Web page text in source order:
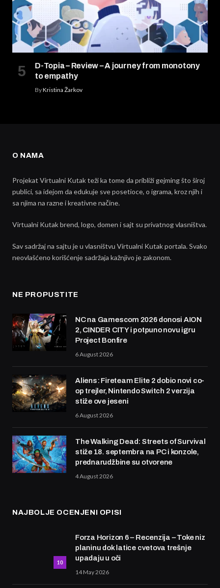
D-Topia – Review – A journey from monotony
to empathy
ByKristina Žarkov
O NAMA
Projekat Virtualni Kutak teži ka tome da približi gejming što široj
publici, sa idejom da edukuje sve posetioce, o igrama, kroz njih i
sa njima na razne i kreativne načine.
Virtualni Kutak brend, logo, domen i sajt su privatnog vlasništva.
Sav sadržaj na sajtu je u vlasništvu Virtualni Kutak portala. Svako
neovlašćeno korišćenje sadržaja kažnjivo je zakonom.
NE PROPUSTITE
NC na Gamescom 2026 donosi AION
2, CINDER CITY i potpuno novu igru
Project Bonfire
6 August 2026
Aliens: Fireteam Elite 2 dobio novi co-
op trejler, Nintendo Switch 2 verzija
stiže ove jeseni
6 August 2026
The Walking Dead: Streets of Survival
stiže 18. septembra na PC i konzole,
prednarudžbine su otvorene
4 August 2026
NAJBOLJE OCENJENI OPISI
10
Forza Horizon 6 – Recenzija – Toke niz
planinu dok latice cvetova trešnje
upadaju u oči
14 May 2026